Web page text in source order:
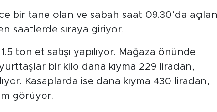
bir tane olan ve sabah saat 09.30’da açılan
saatlerde sıraya giriyor.
ton et satışı yapılıyor. Mağaza önünde
bir kilo dana kıyma 229 liradan,
Kasaplarda ise dana kıyma 430 liradan,
görüyor.